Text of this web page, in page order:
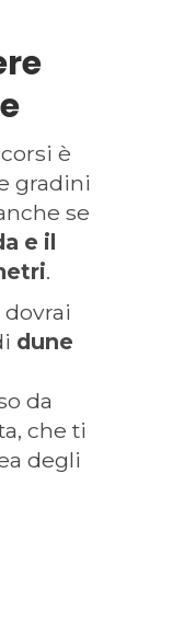
è
gradini
se
e il
.
dovrai
dune
da
che ti
degli